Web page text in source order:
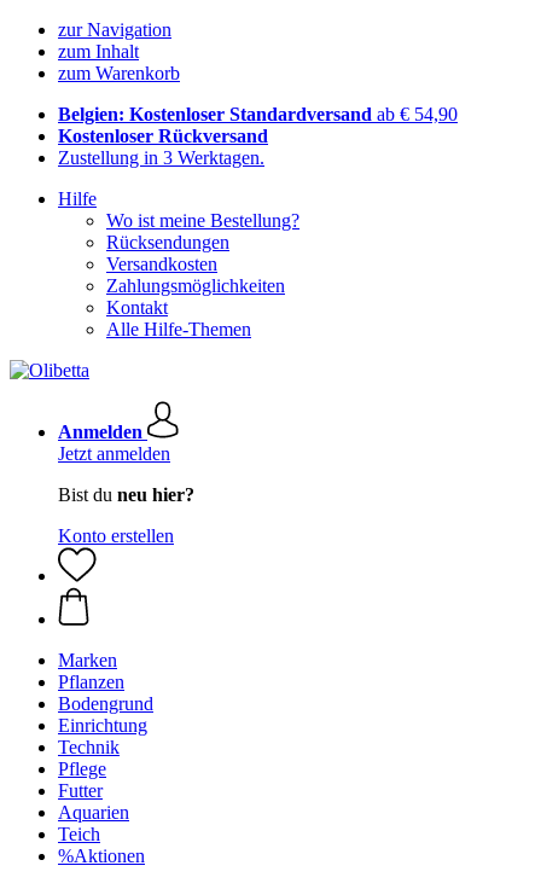
zur Navigation
zum Inhalt
zum Warenkorb
Belgien: Kostenloser Standardversand ab € 54,90
Kostenloser Rückversand
Zustellung in 3 Werktagen.
Hilfe
Wo ist meine Bestellung?
Rücksendungen
Versandkosten
Zahlungsmöglichkeiten
Kontakt
Alle Hilfe-Themen
Anmelden
Jetzt anmelden
Bist du neu hier?
Konto erstellen
Marken
Pflanzen
Bodengrund
Einrichtung
Technik
Pflege
Futter
Aquarien
Teich
%Aktionen